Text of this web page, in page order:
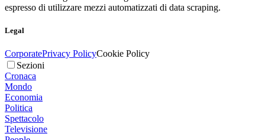
espresso di utilizzare mezzi automatizzati di data scraping.
Legal
CorporatePrivacy PolicyCookie Policy
Sezioni
Cronaca
Mondo
Economia
Politica
Spettacolo
Televisione